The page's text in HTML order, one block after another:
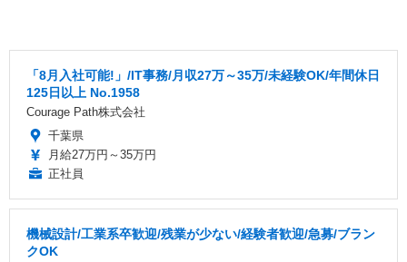
「8月入社可能!」/IT事務/月収27万～35万/未経験OK/年間休日
125日以上 No.1958
Courage Path株式会社
千葉県
月給27万円～35万円
正社員
機械設計/工業系卒歓迎/残業が少ない/経験者歓迎/急募/ブラン
クOK